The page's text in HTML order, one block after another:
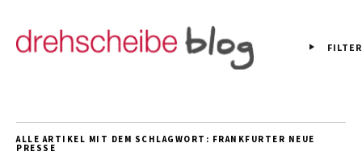
FILTER
ALLE ARTIKEL MIT DEM SCHLAGWORT: FRANKFURTER NEUE
PRESSE